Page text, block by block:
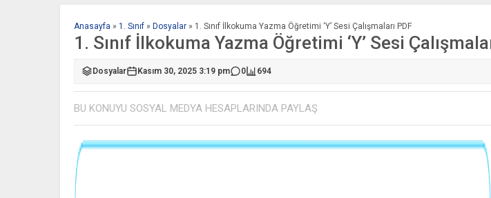
Anasayfa » 1. Sınıf » Dosyalar » 1. Sınıf İlkokuma Yazma Öğretimi ‘Y’ Sesi Çalışmaları PDF
1. Sınıf İlkokuma Yazma Öğretimi ‘Y’ Sesi
Dosyalar Kasım 30, 2025 3:19 pm 0 694
BU KONUYU SOSYAL MEDYA HESAPLARINDA PAYLAŞ